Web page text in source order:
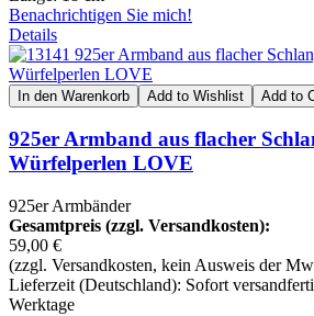
Benachrichtigen Sie mich!
Details
In den Warenkorb Add to Wishlist Add to
925er Armband aus flacher
Würfelperlen LOVE
925er Armbänder
Gesamtpreis (zzgl. Versandkosten):
59,00 €
(zzgl. Versandkosten, kein Ausweis der
Lieferzeit (Deutschland): Sofort
Werktage